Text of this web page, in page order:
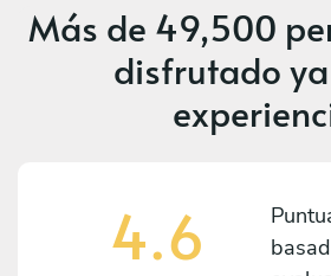
Más de 49,500
disfrutado
4.6